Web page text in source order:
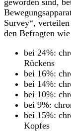
Survey“,
den Befragten
bei 24%:
Rückens
bei 16%:
bei 14%:
bei 10%:
bei 9%:
bei 15%:
Kopfes